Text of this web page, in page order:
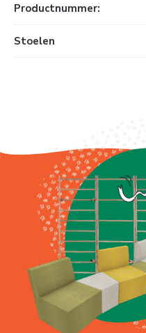
Productnummer:
Stoelen